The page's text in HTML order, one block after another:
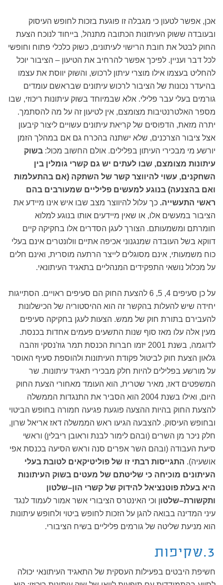
אכן, אפשר לטעון כי מגבלה זו פוגעת בזכות לחופש העיסוק
ובעובדה ששוק העיתונות הכתובה מתנהל, בייחוד לנוכח הצעת
החוק לבטל את חובת הרישוי לעיתונים, כשוק כלכלי פתוח וחופשי
לכל דבר ועניין. לפיכך אפשר להרחיב את הטיעון – הציבור יוכל
להחליט בעצמו אילו מוצרי עיתון לרכוש, והשוק יווסת את עצמו
בהיעדר נכונות של הציבור לרכוש עיתונים שבראשם עומדים
גורמים בעלי עבר פלילי. אלא שבמיוחד בשוק עיתונות ריכוזי, שבו
מספר האלטרנטיבות מצומצם, אין לטיעון זה על מה להסתמך.
יתרה מזאת, הדפוסים של קריאת עיתונים עשויים ליצור קיבעון
אצל ציבור הצרכנים, שלא ישתנה בהכרח גם אם במהלך הזמן
יורשע מי מבכירי העיתון בפלילים. אולם החשוב מכול: בשוק
עיתונות מצומצם, שבו לעתים יש גם קשרי גומלין בין
השחקנים, עשוי להיווצר קשר של השתקה (אם בהתעלמות
ואם בהצנעה) בנוגע למעשים פליליים שמעורבים בהם
ראשי התעשייה. כך עלול להיווצר מצב שבו איש אינו מיידע את
הציבור במעשים אלו, או שאין מיידעים אותו בנוגע למלוא
חומרתם ומשמעותם. הצורך לעגן הסדרים אלו בחקיקה קיים
דווקא בשל העובדה שמנגנוני אכיפה אתיים וולונטרים אינם בעלי
כוח משמעותי, אינם מסוגלים לייצר הרתעה מוסרית, ואינם חלים
על מכלול נושאי התפקידים המנהליים בתאגיד העיתונאי.
על כן סעיפים 4, 5, 6 להצעת החוק הם סעיפים ראויים. הסתייגות
יחידה שיש להעלות בהקשר זה הוא ההיסטוריה של הכישלונות
להעבירם בתורת חוק של ממש. הצעות לעגן בחקיקה סעיפים
מעין אלה עלו מאז סוף שנות התשעים פעמים אחדות בכנסת.
לדוגמה, בשנת 2001 יזמו חברות הכנסת תמר גוז'נסקי וזהבה
גלאון הצעת חוק לביטול פקודת העיתונות ולהוספת סעיף האוסר
על מורשע בפלילים להיות חלק מבכירי תאגיד עיתונות. שר
המשפטים דאז, מאיר שטרית, הוא העומד מאחורי הצעת החוק
היום, ואילו בשנת 2004 הוא הסביר את התנגדות הממשלה
להצעת החוק בהיות ההצעה פוגעת פגיעה חמורה בחופש הביטוי
ובחופש העיסוק. להצבעה הגיעו ראש הממשלה דאז אריאל שרון,
חלק ניכר מן השרים (ובהם לימור לבנת וראובן ריבלין) וראשי
סיעת העבודה (ובהם השר אפרים סנה וראש הסיעה בכנסת אפי
אושעיה). התגייסות רבתי זו של פוליטיקאים לטובת בעלי
העיתונים מוכיחה כי שליטתם של מעטים בשוק העיתונות
היא בעלת פוטנציאל להידוק של קשרי הון–שלטון
ותקשורת–שלטון וכי האינטרס הציבורי אשר אמור לעמוד לנגד
עיני המדינה בבואה להגן על הזכות לחופש ביטוי ולחופש עיתונות
הוא מניעת שליטה של גורמים פליליים בשיח הציבורי.
3.שקיפות
חשיפת היבטים בפעילות העסקית של התאגיד העיתונאי יכולה